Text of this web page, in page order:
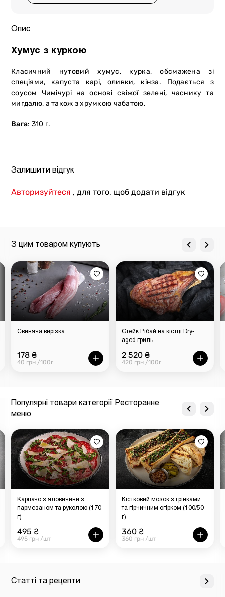
Опис
Хумус з куркою
Класичний нутовий хумус, курка, обсмажена зі
спеціями, капуста карі, оливки, кінза. Подається з
соусом Чимічурі на основі свіжої зелені, часнику та
мигдалю, а також з хрумкою чабатою.
Вага: 310 г.
Залишити відгук
Авторизуйтеся , для того, щоб додати відгук
З цим товаром купують
Свиняча вирізка
178 ₴
40 грн /100г
Стейк Рібай на кістці Dry-
aged гриль
2 520 ₴
420 грн /100г
Популярні товари категорії Ресторанне
меню
Карпачо з яловичини з
пармезаном та руколою (170
г)
495 ₴
495 грн /шт
Кістковий мозок з грінками
та гірчичним огірком (100/50
г)
360 ₴
360 грн /шт
Статті та рецепти